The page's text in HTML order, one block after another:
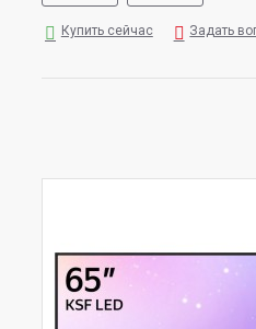
Купить сейчас Задать